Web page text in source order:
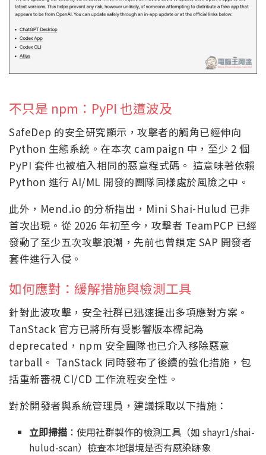
不只是 npm：PyPI 也遭波及
SafeDep 的安全研究顯示，攻擊者的觸角已經伸向
Python 生態系統。在本次 campaign 中，至少 2 個
PyPI 套件也被植入相同的惡意程式碼。 這意味著依賴
Python 進行 AI/ML 開發的團隊同樣處於風險之中。
此外，Mend.io 的分析指出，Mini Shai-Hulud 已非
首次出現。從 2026 年初至今，攻擊者 TeamPCP 已經
發動了至少五次攻擊浪潮，先前也曾鎖定 SAP 開發者
套件進行入侵。
如何應對：緩解措施與檢測工具
針對此波攻擊，安全社群已迅速提出多項應對方案。
TanStack 官方已將所有受影響版本標記為
deprecated，npm 安全團隊也已介入移除惡意
tarball。 TanStack 同時發布了後續的強化措施，包
括重新審視 CI/CD 工作流程安全性。
對於開發者與系統管理員，建議採取以下措施：
立即掃描 ：使用社群製作的檢測工具（如 shayr1/shai-
hulud-scan）檢查本地環境是否有感染跡象